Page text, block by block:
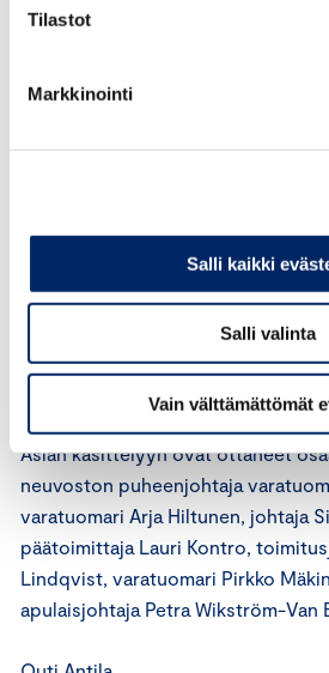
Tilastot
Markkinointi
Salli kaikki
Salli valinta
Vain välttämättömät
elinkeinoelämässä yleisesti
luottamusta markkinointiin.
Mainonnan eettinen neuvosto
sallittua. Lausuntopyynnön
ilmaisu ”Kesän festarit tulossa,
ole hyvän tavan vastainen.
Edellä mainituilla perusteilla mainos
markkinoinnin perussääntöjen
tavan vastainen.
Asian käsittelyyn ovat ottaneet
neuvoston puheenjohtaja
varatuomari Arja Hiltunen, johtaja
päätoimittaja Lauri Kontro,
Lindqvist, varatuomari Pirkko
apulaisjohtaja Petra Wikström-Van